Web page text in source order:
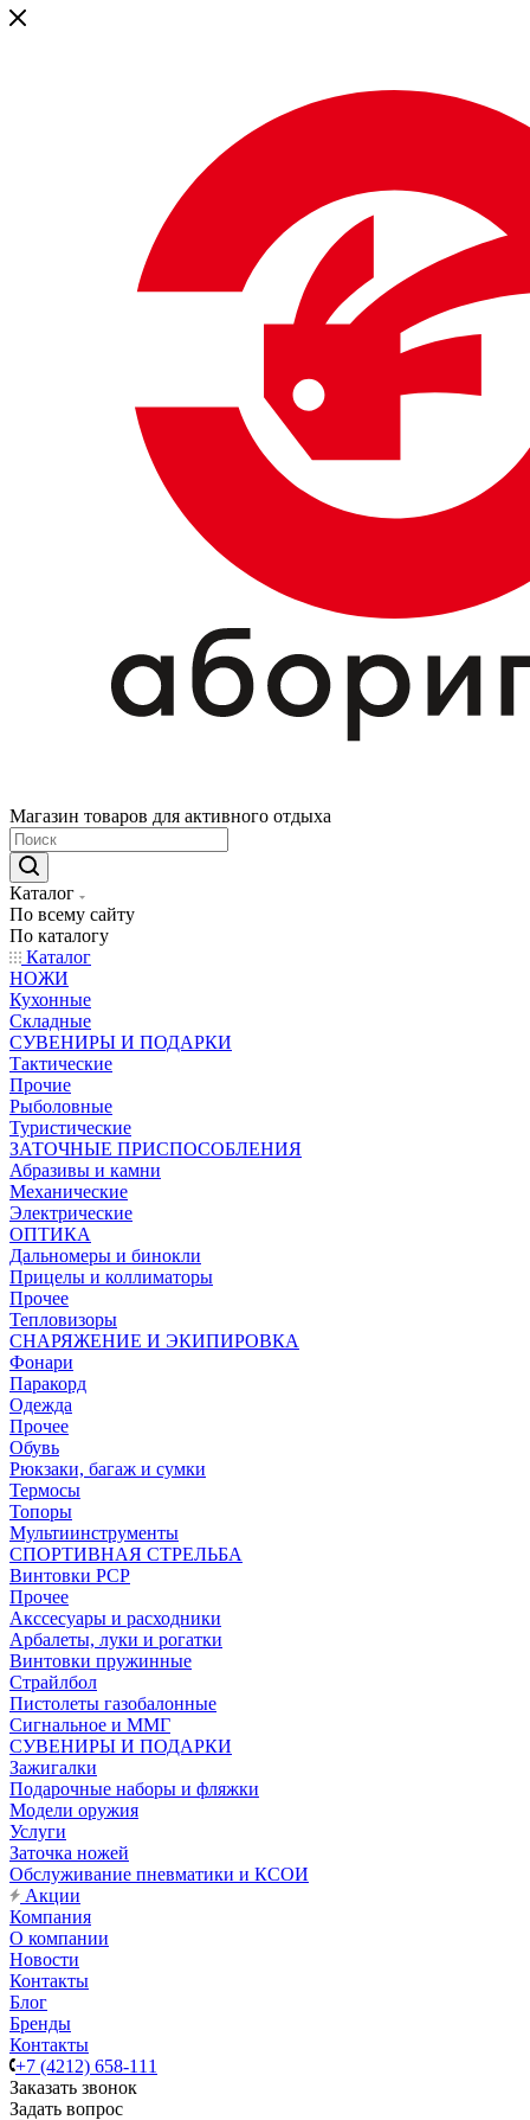
Магазин товаров для активного отдыха
Каталог
По всему сайту
По каталогу
Каталог
НОЖИ
Кухонные
Складные
СУВЕНИРЫ И ПОДАРКИ
Тактические
Прочие
Рыболовные
Туристические
ЗАТОЧНЫЕ ПРИСПОСОБЛЕНИЯ
Абразивы и камни
Механические
Электрические
ОПТИКА
Дальномеры и бинокли
Прицелы и коллиматоры
Прочее
Тепловизоры
СНАРЯЖЕНИЕ И ЭКИПИРОВКА
Фонари
Паракорд
Одежда
Прочее
Обувь
Рюкзаки, багаж и сумки
Термосы
Топоры
Мультиинструменты
СПОРТИВНАЯ СТРЕЛЬБА
Винтовки PCP
Прочее
Акссесуары и расходники
Арбалеты, луки и рогатки
Винтовки пружинные
Страйлбол
Пистолеты газобалонные
Сигнальное и ММГ
СУВЕНИРЫ И ПОДАРКИ
Зажигалки
Подарочные наборы и фляжки
Модели оружия
Услуги
Заточка ножей
Обслуживание пневматики и КСОИ
Акции
Компания
О компании
Новости
Контакты
Блог
Бренды
Контакты
+7 (4212) 658-111
Заказать звонок
Задать вопрос